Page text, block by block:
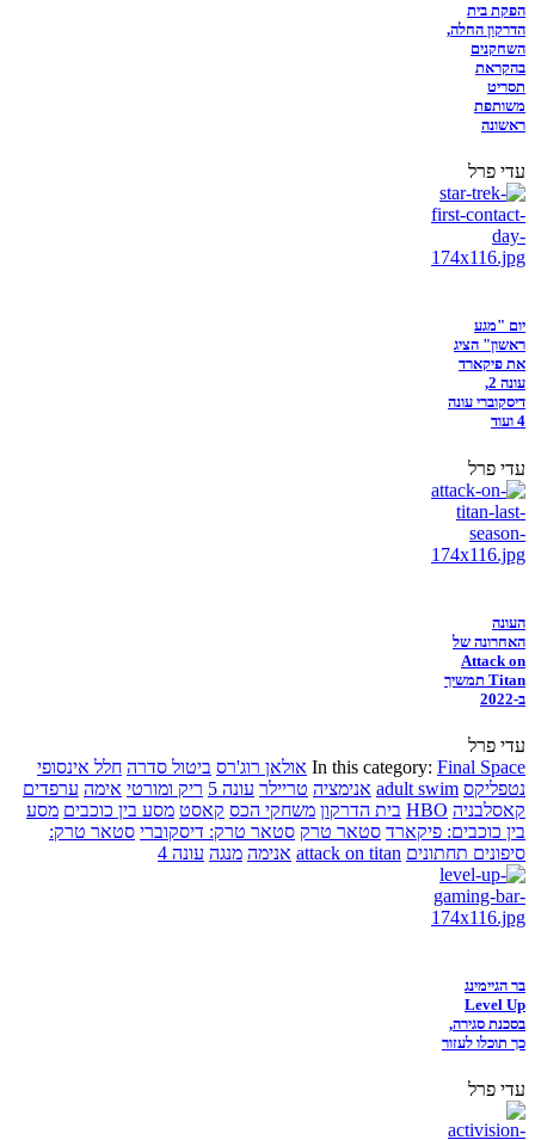
הפקת בית
הדרקון החלה,
השחקנים
בהקראת
תסריט
משותפת
ראשונה
עדי פרל
יום "מגע
ראשון" הציג
את פיקארד
עונה 2,
דיסקוברי עונה
4 ועוד
עדי פרל
העונה
האחרונה של
Attack on
Titan תמשיך
ב-2022
עדי פרל
In this category: Final Space אולאן רוג'רס ביטול סדרה חלל אינסופי
נטפליקס adult swim אנימציה טריילר עונה 5 ריק ומורטי אימה ערפדים
קאסלבניה HBO בית הדרקון משחקי הכס קאסט מסע בין כוכבים מסע
בין כוכבים: פיקארד סטאר טרק סטאר טרק: דיסקוברי סטאר טרק:
סיפונים תחתונים attack on titan אנימה מנגה עונה 4
בר הגיימינג
Level Up
בסכנת סגירה,
כך תוכלו לעזור
עדי פרל